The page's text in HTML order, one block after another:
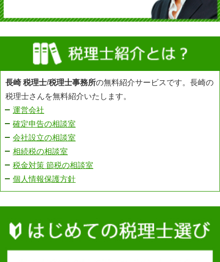
長崎 税理士/税理士事務所の無料紹介サービスです。長崎の
税理士さんを無料紹介いたします。
運営会社
確定申告の相談室
会社設立の相談室
相続税の相談室
税金対策 節税の相談室
個人情報保護方針